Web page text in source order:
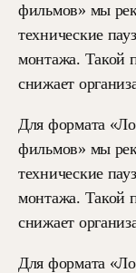
фильмов» мы
технические
монтажа. Такой
снижает
Для формата
фильмов» мы
технические
монтажа. Такой
снижает
Для формата